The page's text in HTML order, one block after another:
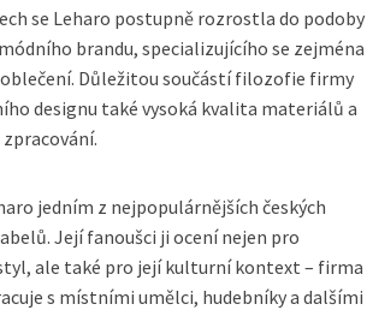
se Leharo postupně rozrostla do podoby
brandu, specializujícího se zejména
Důležitou součástí filozofie firmy
designu také vysoká kvalita materiálů a
jedním z nejpopulárnějších českých
Její fanoušci ji ocení nejen pro
ale také pro její kulturní kontext – firma
s místními umělci, hudebníky a dalšími